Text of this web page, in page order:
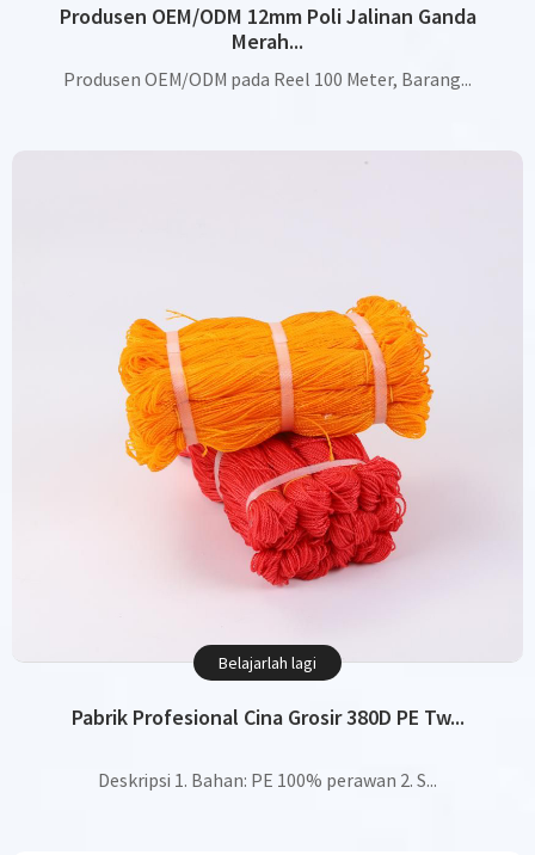
Produsen OEM/ODM 12mm Poli Jalinan Ganda
Merah...
Produsen OEM/ODM pada Reel 100 Meter, Barang...
Pabrik Profesional Cina Grosir 380D PE Tw...
Deskripsi 1. Bahan: PE 100% perawan 2. S...
Belajarlah lagi